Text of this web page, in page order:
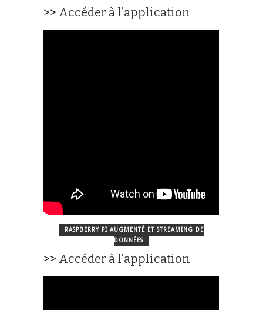
>> Accéder à l’application
RASPBERRY PI AUGMENTÉ ET STREAMING DE
DONNÉES
>> Accéder à l’application